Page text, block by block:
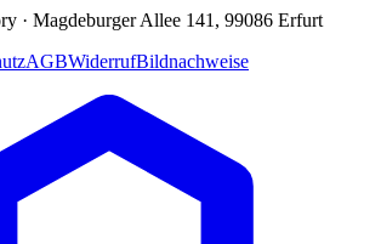
· Magdeburger Allee 141, 99086 Erfurt
AGBWiderrufBildnachweise